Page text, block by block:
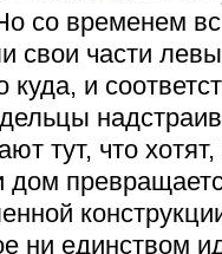
со временем
свои части
куда, и
тут, что
дом
ни единством